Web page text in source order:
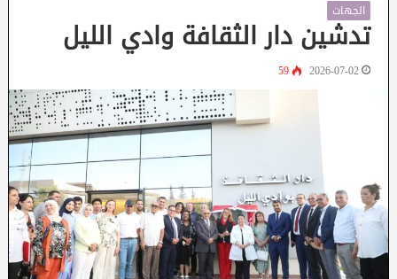
الجهات
تدشين دار الثقافة وادي الليل
2026-07-02
59